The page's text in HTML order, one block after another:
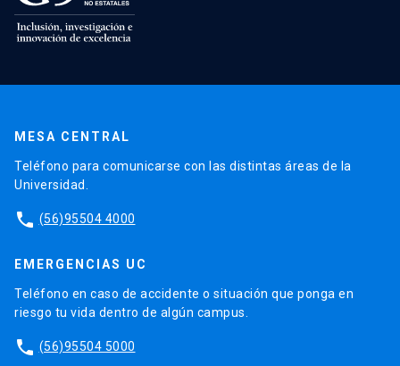
MESA CENTRAL
Teléfono para comunicarse con las distintas áreas de la
Universidad.
phone (56)95504 4000
EMERGENCIAS UC
Teléfono en caso de accidente o situación que ponga en
riesgo tu vida dentro de algún campus.
phone (56)95504 5000